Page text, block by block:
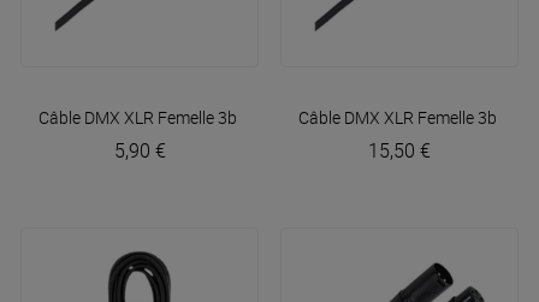
Câble DMX XLR Femelle 3b - XLR Mâle 3b 1m50 EasyPlugger
5,90 €
Câble DMX XLR Femelle 3b -
15,50 €